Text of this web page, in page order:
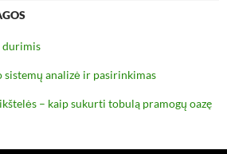
durimis
analizė ir pasirinkimas
– kaip sukurti tobulą pramogų oazę